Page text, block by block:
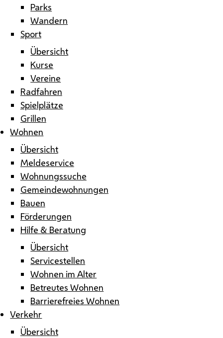
Parks
Wandern
Sport
Übersicht
Kurse
Vereine
Radfahren
Spielplätze
Grillen
Wohnen
Übersicht
Meldeservice
Wohnungssuche
Gemeindewohnungen
Bauen
Förderungen
Hilfe & Beratung
Übersicht
Servicestellen
Wohnen im Alter
Betreutes Wohnen
Barrierefreies Wohnen
Verkehr
Übersicht